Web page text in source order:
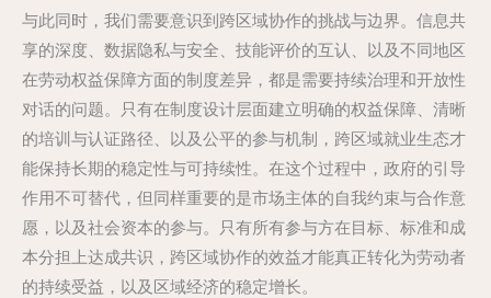
与此同时，我们需要意识到跨区域协作的挑战与边界。信息共
享的深度、数据隐私与安全、技能评价的互认、以及不同地区
在劳动权益保障方面的制度差异，都是需要持续治理和开放性
对话的问题。只有在制度设计层面建立明确的权益保障、清晰
的培训与认证路径、以及公平的参与机制，跨区域就业生态才
能保持长期的稳定性与可持续性。在这个过程中，政府的引导
作用不可替代，但同样重要的是市场主体的自我约束与合作意
愿，以及社会资本的参与。只有所有参与方在目标、标准和成
本分担上达成共识，跨区域协作的效益才能真正转化为劳动者
的持续受益，以及区域经济的稳定增长。